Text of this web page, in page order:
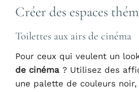
Créer des espaces
Toilettes aux airs de cinéma
Pour ceux qui veulent un
de cinéma ? Utilisez des
une palette de couleurs